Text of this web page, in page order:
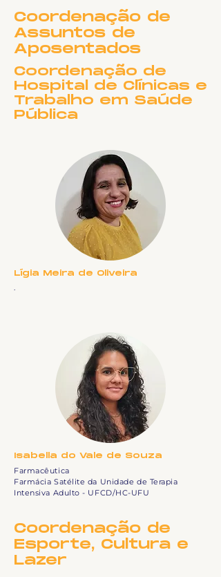
Coordenação de
Assuntos de
Aposentados
Coordenação de
Hospital de Clínicas e
Trabalho em Saúde
Pública
Lígia Meira de Oliveira
.
Isabella do Vale de Souza
Farmacêutica
Farmácia Satélite da Unidade de Terapia
Intensiva Adulto - UFCD/HC-UFU
Coordenação de
Esporte, Cultura e
Lazer